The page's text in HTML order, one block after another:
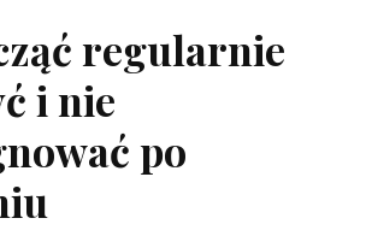
regularnie
i nie
po